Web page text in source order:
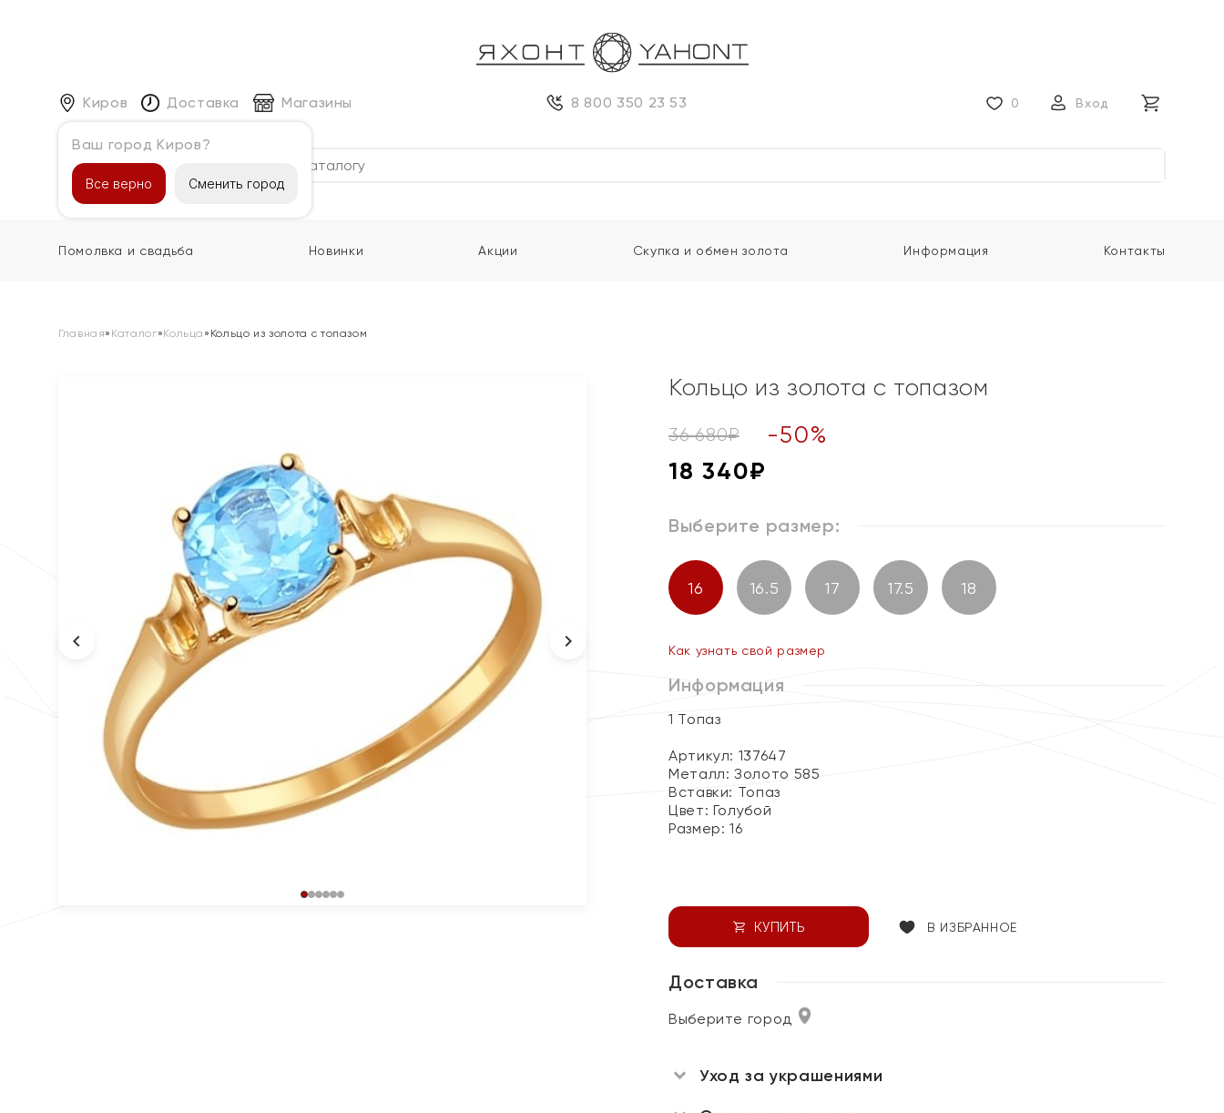
Киров
Ваш город Киров?
Все верно Сменить город
Доставка Магазины 8 800 350 23 53 0 Вход
Каталог
Помолвка и свадьба Новинки Акции Скупка и обмен золота Информация Контакты
Главная» Каталог»Кольца » Кольцо из золота с топазом
Кольцо из золота с топазом
36 680₽ -50%
18 340₽
Выберите размер:
16 16.5 17 17.5 18
Как узнать свой размер
Информация
1 Топаз
Артикул: 137647
Металл:Золото 585
Вставки: Топаз
Цвет: Голубой
Размер:16
КУПИТЬ В ИЗБРАННОЕ
Доставка
Выберите город
Уход за украшениями